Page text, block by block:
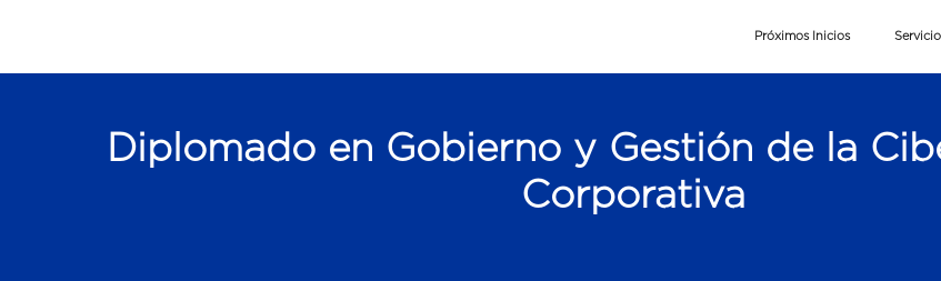
Próximos Inicios
Diplomado en Gobierno y Gestión de la
Corporativa